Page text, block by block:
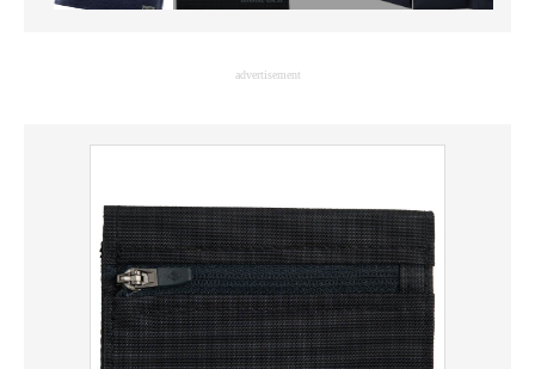
製造業のIT導入・活用を支援
エレクトロニクス専門サイト
電子設計の基本と応用
エネルギーの専門メディア
advertisement